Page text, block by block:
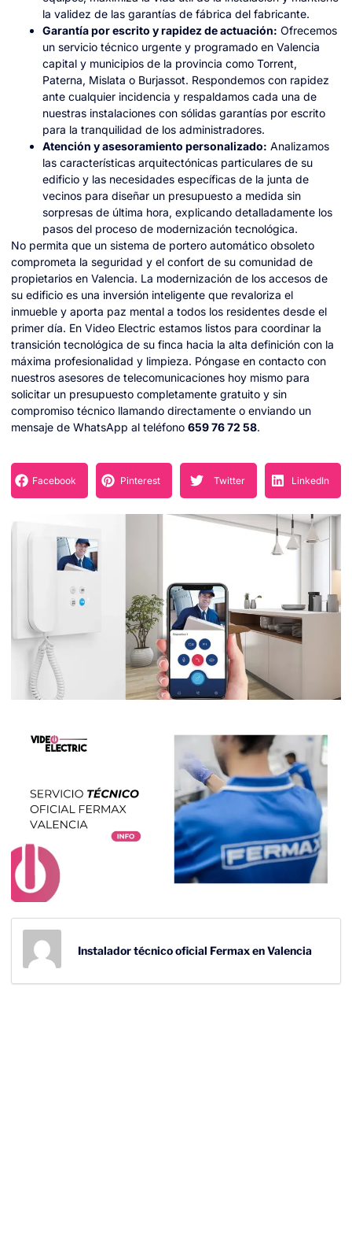
la validez de las garantías de fábrica del fabricante.
Garantía por escrito y rapidez de actuación: Ofrecemos
un servicio técnico urgente y programado en Valencia
capital y municipios de la provincia como Torrent,
Paterna, Mislata o Burjassot. Respondemos con rapidez
ante cualquier incidencia y respaldamos cada una de
nuestras instalaciones con sólidas garantías por escrito
para la tranquilidad de los administradores.
Atención y asesoramiento personalizado: Analizamos
las características arquitectónicas particulares de su
edificio y las necesidades específicas de la junta de
vecinos para diseñar un presupuesto a medida sin
sorpresas de última hora, explicando detalladamente los
pasos del proceso de modernización tecnológica.
No permita que un sistema de portero automático obsoleto
comprometa la seguridad y el confort de su comunidad de
propietarios en Valencia. La modernización de los accesos de
su edificio es una inversión inteligente que revaloriza el
inmueble y aporta paz mental a todos los residentes desde el
primer día. En Video Electric estamos listos para coordinar la
transición tecnológica de su finca hacia la alta definición con la
máxima profesionalidad y limpieza. Póngase en contacto con
nuestros asesores de telecomunicaciones hoy mismo para
solicitar un presupuesto completamente gratuito y sin
compromiso técnico llamando directamente o enviando un
mensaje de WhatsApp al teléfono 659 76 72 58.
Facebook Pinterest Twitter LinkedIn
Instalador técnico oficial Fermax en Valencia